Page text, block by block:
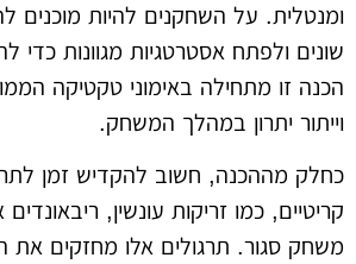
ומנטלית. על השחקנים להיות מוכנים
שונים ולפתח אסטרטגיות מגוונות
הכנה זו מתחילה באימוני טקטיקה
וייתור יתרון במהלך המשחק.
כחלק מההכנה, חשוב להקדיש זמן
קריטיים, כמו זריקות עונשין,
משחק סגור. תרגולים אלו מחזקים את